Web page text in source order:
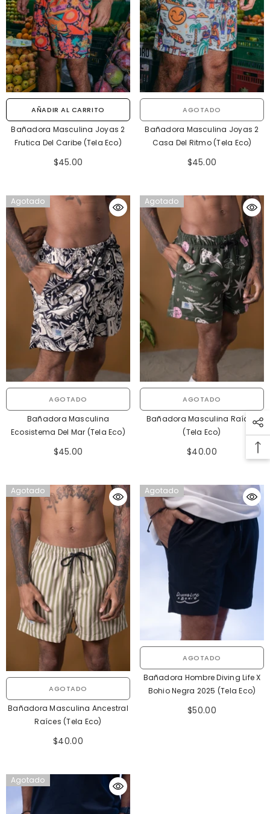
AÑADIR AL CARRITO
Bañadora Masculina Joyas 2
Frutica Del Caribe (Tela Eco)
$45.00
AGOTADO
Bañadora Masculina Joyas 2
Casa Del Ritmo (Tela Eco)
$45.00
Agotado
AGOTADO
Bañadora Masculina
Ecosistema Del Mar (Tela Eco)
$45.00
Agotado
AGOTADO
Bañadora Masculina Raíces
(Tela Eco)
$40.00
Agotado
AGOTADO
Bañadora Masculina Ancestral
Raíces (Tela Eco)
$40.00
Agotado
AGOTADO
Bañadora Hombre Diving Life X
Bohio Negra 2025 (Tela Eco)
$50.00
Agotado